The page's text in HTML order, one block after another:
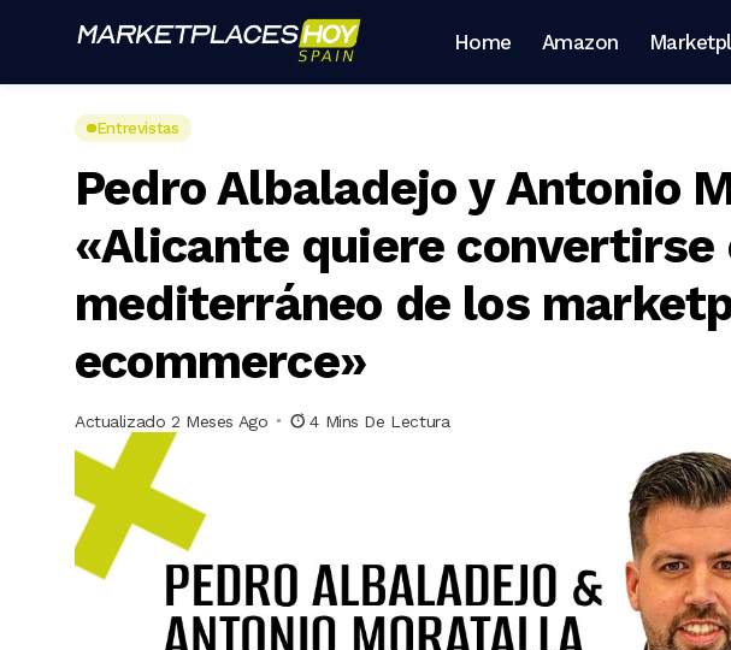
Home Amazon
Entrevistas
Pedro Albaladejo y Antonio
«Alicante quiere convertirse
mediterráneo de los
ecommerce»
Actualizado 2 Meses Ago 4 Mins De Lectura